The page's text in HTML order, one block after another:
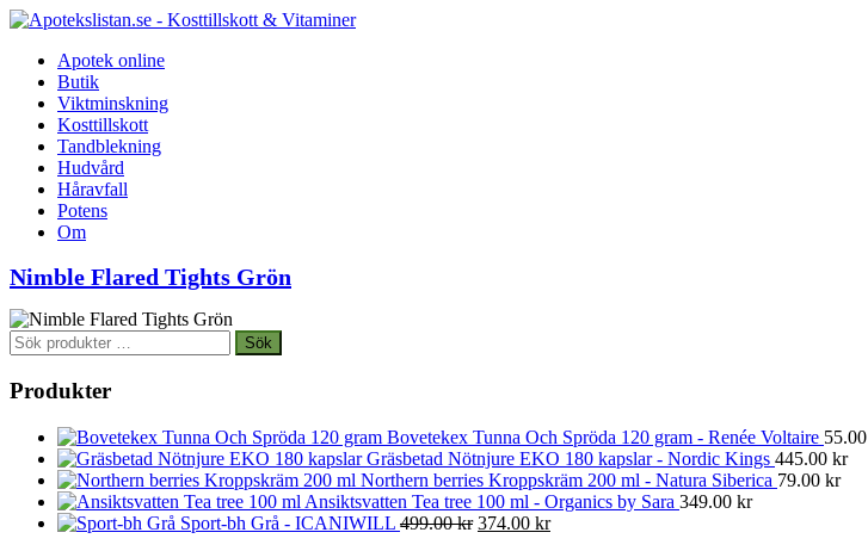
Apotek online
Butik
Viktminskning
Kosttillskott
Tandblekning
Hudvård
Håravfall
Potens
Om
Nimble Flared Tights Grön
Sök
efter:
Sök
Produkter
Bovetekex Tunna Och Spröda 120 gram - Renée Voltaire 55.00
Gräsbetad Nötnjure EKO 180 kapslar - Nordic Kings 445.00 kr
Northern berries Kroppskräm 200 ml - Natura Siberica 79.00 kr
Ansiktsvatten Tea tree 100 ml - Organics by Sara 349.00 kr
Sport-bh Grå - ICANIWILL 499.00kr Det
374.00 krDet